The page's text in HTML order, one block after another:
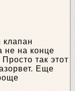
клапан
не на конце
так этот
Еще